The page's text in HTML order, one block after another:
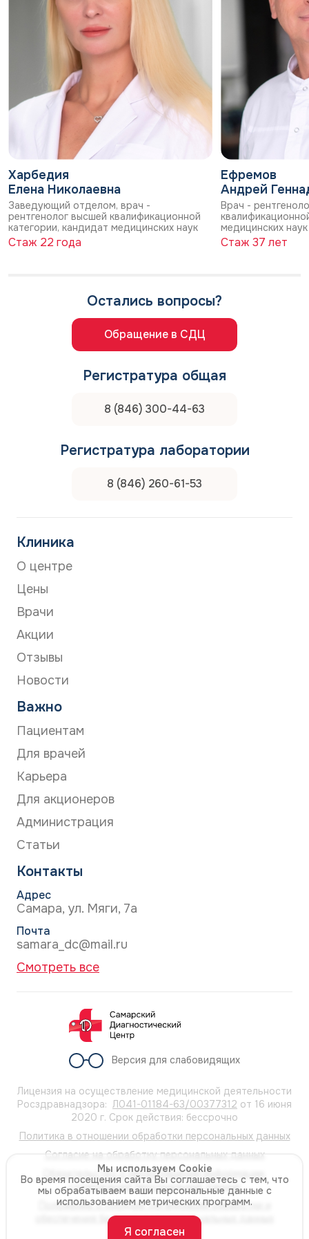
Харбедия
Елена Николаевна
Заведующий отделом, врач -
рентгенолог высшей квалификационной
категории, кандидат медицинских наук
Стаж 22 года
Ефремов
Андрей
Врач -
медицинских наук
Стаж 37 лет
Остались вопросы?
Обращение в СДЦ
Регистратура общая
8 (846) 300-44-63
Регистратура лаборатории
8 (846) 260-61-53
Клиника
О центре
Цены
Врачи
Акции
Отзывы
Новости
Важно
Пациентам
Для врачей
Карьера
Для акционеров
Администрация
Статьи
Контакты
Адрес
Самара, ул. Мяги, 7а
Почта
samara_dc@mail.ru
Смотреть все
Версия для слабовидящих
Лицензия на осуществление медицинской деятельности
Росздравнадзора: Л041-01184-63/00377312 от 16 июня
2020 г. Срок действия: бессрочно
Политика в отношении обработки персональных данных
Согласие на обработку персональных данных
Обязательство о неразглашении информации,
содержащей персональные данные
Положение о порядке организации обработки и
обеспечения безопасности персональных данных
Мы используем Cookie
Во время посещения сайта Вы соглашаетесь с тем, что
мы обрабатываем ваши персональные данные с
использованием метрических программ.
Я согласен